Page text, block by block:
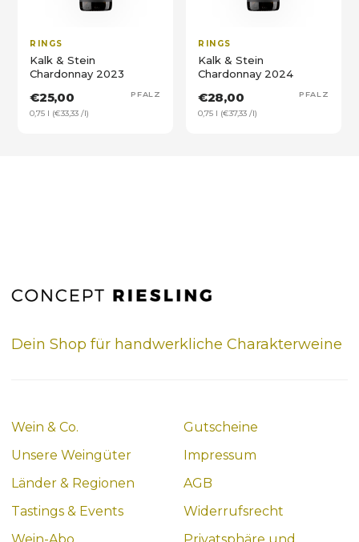
RINGS
Kalk & Stein
Chardonnay 2023
€25,00
0,75 l (€33,33 /l)
PFALZ
RINGS
Kalk & Stein
Chardonnay 2024
€28,00
0,75 l (€37,33 /l)
PFALZ
Dein Shop für handwerkliche Charakterweine
Wein & Co.
Unsere Weingüter
Länder & Regionen
Tastings & Events
Gutscheine
Impressum
AGB
Widerrufsrecht